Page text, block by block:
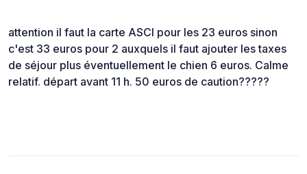
attention il faut la carte ASCI pour les 23 euros sinon
c'est 33 euros pour 2 auxquels il faut ajouter les taxes
de séjour plus éventuellement le chien 6 euros. Calme
relatif. départ avant 11 h. 50 euros de caution?????